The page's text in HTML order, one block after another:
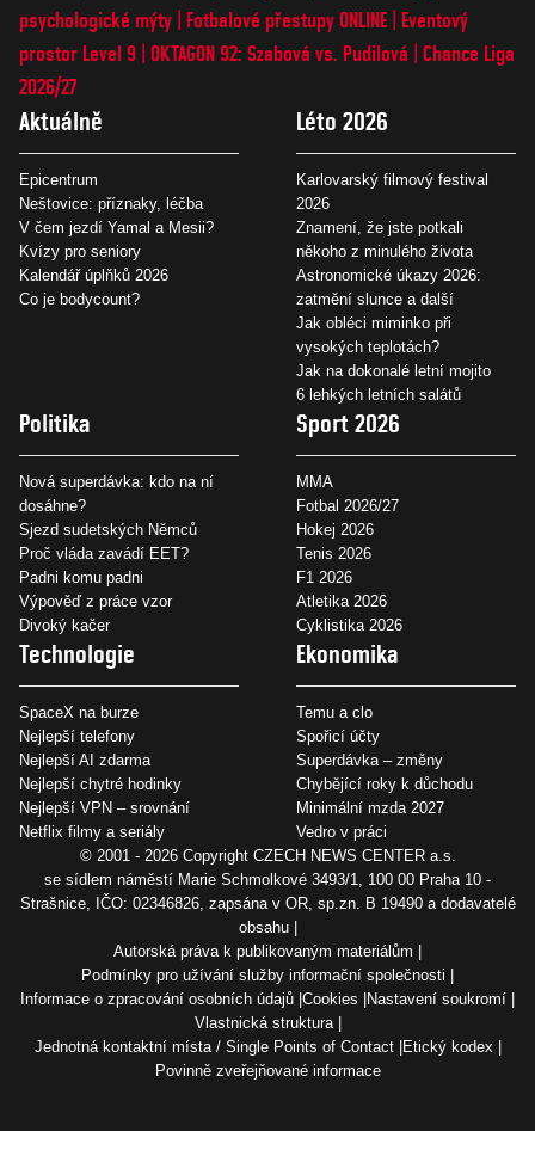
psychologické mýty
Fotbalové přestupy ONLINE
Eventový
prostor Level 9 OKTAGON 92: Szabová vs. Pudilová
Chance Liga
2026/27
Aktuálně
Epicentrum
Neštovice: příznaky, léčba
V čem jezdí Yamal a Mesii?
Kvízy pro seniory
Kalendář úplňků 2026
Co je bodycount?
Léto 2026
Karlovarský filmový festival
2026
Znamení, že jste potkali
někoho z minulého života
Astronomické úkazy 2026:
zatmění slunce a další
Jak obléci miminko při
vysokých teplotách?
Jak na dokonalé letní mojito
6 lehkých letních salátů
Politika
Nová superdávka: kdo na ní
dosáhne?
Sjezd sudetských Němců
Proč vláda zavádí EET?
Padni komu padni
Výpověď z práce vzor
Divoký kačer
Sport 2026
MMA
Fotbal 2026/27
Hokej 2026
Tenis 2026
F1 2026
Atletika 2026
Cyklistika 2026
Technologie
SpaceX na burze
Nejlepší telefony
Nejlepší AI zdarma
Nejlepší chytré hodinky
Nejlepší VPN – srovnání
Netflix filmy a seriály
Ekonomika
Temu a clo
Spořicí účty
Superdávka – změny
Chybějící roky k důchodu
Minimální mzda 2027
Vedro v práci
© 2001 - 2026 Copyright CZECH NEWS CENTER a.s.
se sídlem náměstí Marie Schmolkové 3493/1, 100 00 Praha 10 -
Strašnice, IČO: 02346826, zapsána v OR, sp.zn. B 19490 a dodavatelé
obsahu
Autorská práva k publikovaným materiálům
Podmínky pro užívání služby informační společnosti
Informace o zpracování osobních údajů Cookies Nastavení soukromí
Vlastnická struktura
Jednotná kontaktní místa / Single Points of Contact Etický kodex
Povinně zveřejňované informace